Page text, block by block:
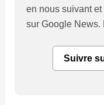
en nous suivant
sur Google News.
Suivre